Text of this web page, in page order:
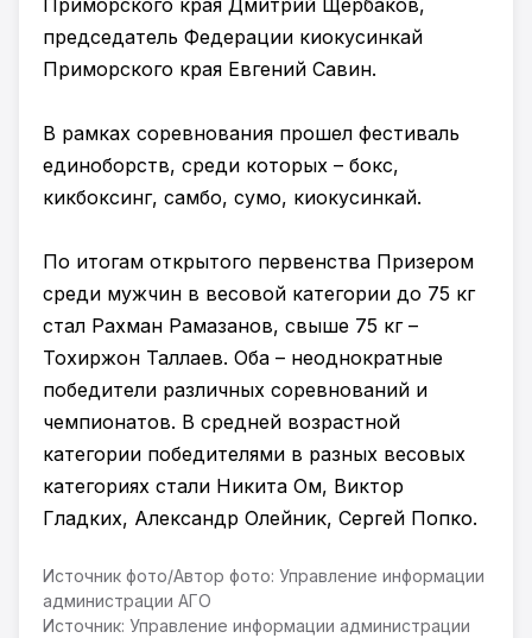
Приморского края Дмитрий Щербаков,
председатель Федерации киокусинкай
Приморского края Евгений Савин.
В рамках соревнования прошел фестиваль
единоборств, среди которых – бокс,
кикбоксинг, самбо, сумо, киокусинкай.
По итогам открытого первенства Призером
среди мужчин в весовой категории до 75 кг
стал Рахман Рамазанов, свыше 75 кг –
Тохиржон Таллаев. Оба – неоднократные
победители различных соревнований и
чемпионатов. В средней возрастной
категории победителями в разных весовых
категориях стали Никита Ом, Виктор
Гладких, Александр Олейник, Сергей Попко.
Источник фото/Автор фото: Управление информации
администрации АГО
Источник: Управление информации администрации